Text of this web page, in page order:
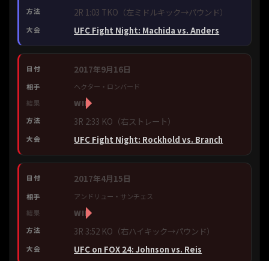
2R 1:03 TKO（左ミドルキック→パウンド）
UFC Fight Night: Machida vs. Anders
2017年9月16日
ヘクター・ロンバード
WIN
3R 2:33 KO（右ストレート）
UFC Fight Night: Rockhold vs. Branch
2017年4月15日
アンドリュー・サンチェス
WIN
3R 3:52 KO（右ハイキック→パウンド）
UFC on FOX 24: Johnson vs. Reis